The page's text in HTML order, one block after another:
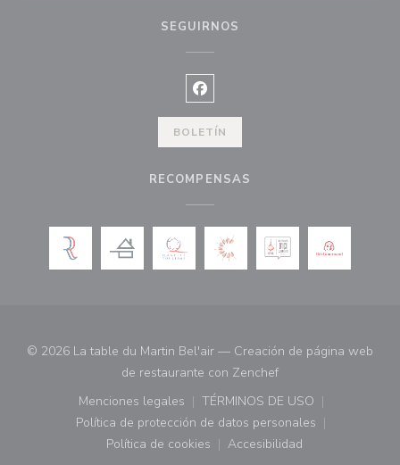
SEGUIRNOS
Facebook ((abre en una nueva
BOLETÍN
RECOMPENSAS
© 2026 La table du Martin Bel'air — Creación de página web
de restaurante con Zenchef((abre en una nueva
Menciones legales
((abre en una nueva ventana))
TÉRMINOS DE USO
((abre en una nueva
Política de protección de datos personales
((abre en una nueva ventana))
Política de cookies
((abre en una nueva ventana))
Accesibilidad
((abre en una nueva